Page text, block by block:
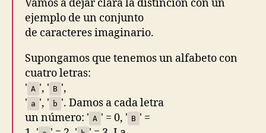
Vamos a dejar clara la distinción con un
ejemplo de un conjunto
de caracteres imaginario.
Supongamos que tenemos un alfabeto con
cuatro letras:
' A ', ' B ',
' a ', ' b '. Damos a cada letra
un número: ' A ' = 0, ' B ' =